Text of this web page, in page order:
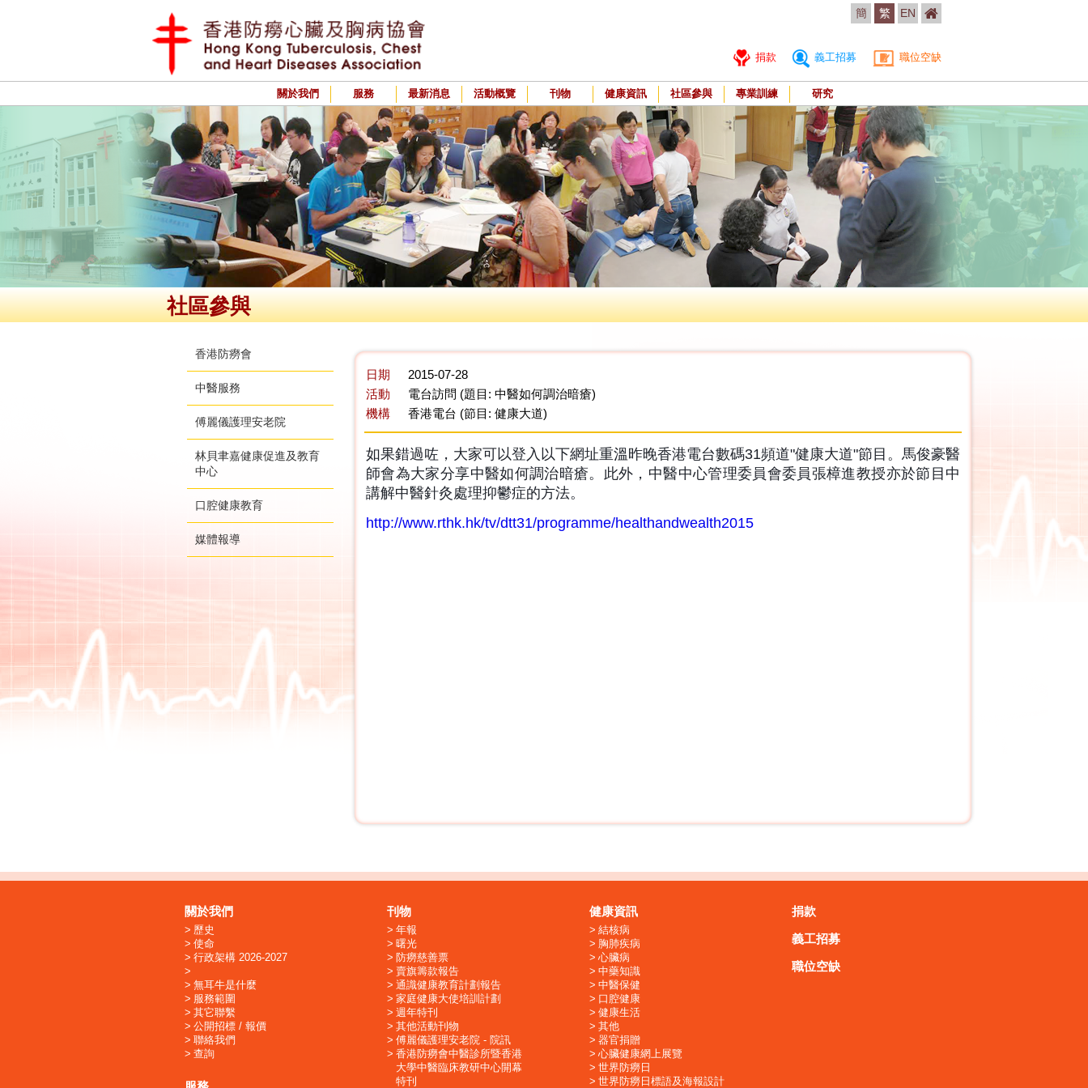
簡 繁 EN
捐款 義工招募 職位空缺
關於我們 服務 最新消息 活動概覽 刊物 健康資訊 社區參與 專業訓練 研究
社區參與
香港防癆會
中醫服務
傅麗儀護理安老院
林貝聿嘉健康促進及教育
中心
口腔健康教育
媒體報導
日期
2015-07-28
活動
電台訪問 (題目: 中醫如何調治暗瘡)
機構
香港電台 (節目: 健康大道)
如果錯過咗，大家可以登入以下網址重溫昨晚香港電台數碼31頻道"健康大道"節目。馬俊豪醫
師會為大家分享中醫如何調治暗瘡。此外，中醫中心管理委員會委員張樟進教授亦於節目中
講解中醫針灸處理抑鬱症的方法。
http://www.rthk.hk/tv/dtt31/programme/healthandwealth2015
關於我們
歷史
使命
行政架構 2026-2027
無耳牛是什麼
服務範圍
其它聯繫
公開招標 / 報價
聯絡我們
查詢
刊物
年報
曙光
防癆慈善票
賣旗籌款報告
通識健康教育計劃報告
家庭健康大使培訓計劃
週年特刊
其他活動刊物
傅麗儀護理安老院 - 院訊
香港防癆會中醫診所暨香港
大學中醫臨床教研中心開幕
特刊
健康資訊
結核病
胸肺疾病
心臟病
中藥知識
中醫保健
口腔健康
健康生活
其他
器官捐贈
心臟健康網上展覽
世界防癆日
世界防癆日標語及海報設計
捐款
義工招募
職位空缺